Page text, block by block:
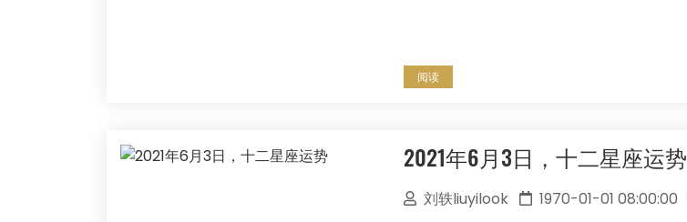
阅读
2021年6月3日，十二星座运势
刘轶liuyilook 1970-01-01 08:00:00